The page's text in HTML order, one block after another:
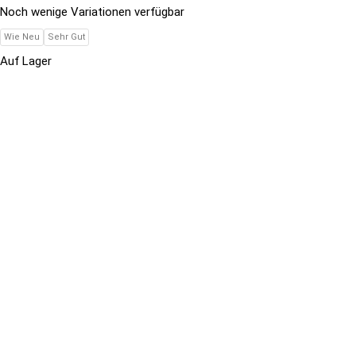
Noch wenige Variationen verfügbar
Wie Neu Sehr Gut
Auf Lager